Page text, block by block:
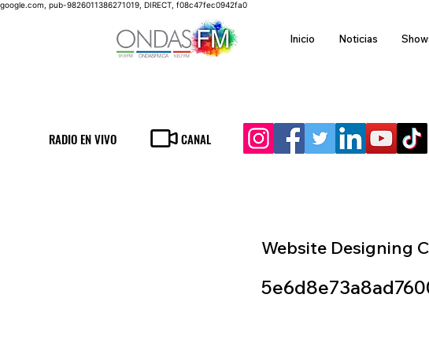
google.com, pub-9826011386271019, DIRECT, f08c47fec0942fa0
Inicio Noticias
RADIO EN VIVO CANAL
Website Designing